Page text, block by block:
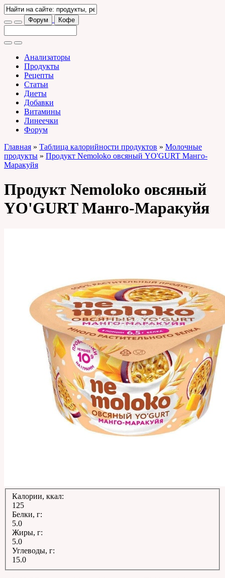
Форум Кофе
Анализаторы
Продукты
Рецепты
Статьи
Диеты
Добавки
Витамины
Линеечки
Форум
Главная » Таблица калорийности продуктов » Молочные
продукты » Продукт Nemoloko овсяный YO'GURT Манго-
Маракуйя
Продукт Nemoloko овсяный
YO'GURT Манго-Маракуйя
Калории, ккал:
125
Белки, г:
5.0
Жиры, г:
5.0
Углеводы, г:
15.0